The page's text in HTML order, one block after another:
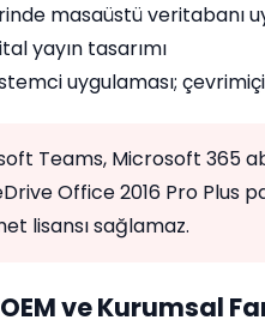
masaüstü veritabanı
yayın tasarımı
uygulaması;
Teams, Microsoft 365
Office 2016 Pro
lisansı sağlamaz.
ve Kurumsal